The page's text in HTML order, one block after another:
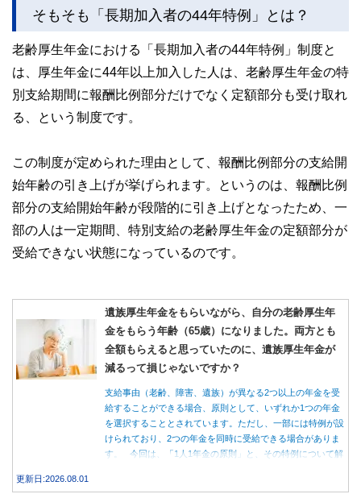
そもそも「長期加入者の44年特例」とは？
老齢厚生年金における「長期加入者の44年特例」制度と
は、厚生年金に44年以上加入した人は、老齢厚生年金の特
別支給期間に報酬比例部分だけでなく定額部分も受け取れ
る、という制度です。
この制度が定められた理由として、報酬比例部分の支給開
始年齢の引き上げが挙げられます。というのは、報酬比例
部分の支給開始年齢が段階的に引き上げとなったため、一
部の人は一定期間、特別支給の老齢厚生年金の定額部分が
受給できない状態になっているのです。
遺族厚生年金をもらいながら、自分の老齢厚生年
金をもらう年齢（65歳）になりました。両方とも
全額もらえると思っていたのに、遺族厚生年金が
減るって損じゃないですか？
支給事由（老齢、障害、遺族）が異なる2つ以上の年金を受
給することができる場合、原則として、いずれか1つの年金
を選択することとされています。ただし、一部には特例が設
けられており、2つの年金を同時に受給できる場合がありま
す。 今回は、「1人1年金の原則」と、その特例について解
更新日:2026.08.01